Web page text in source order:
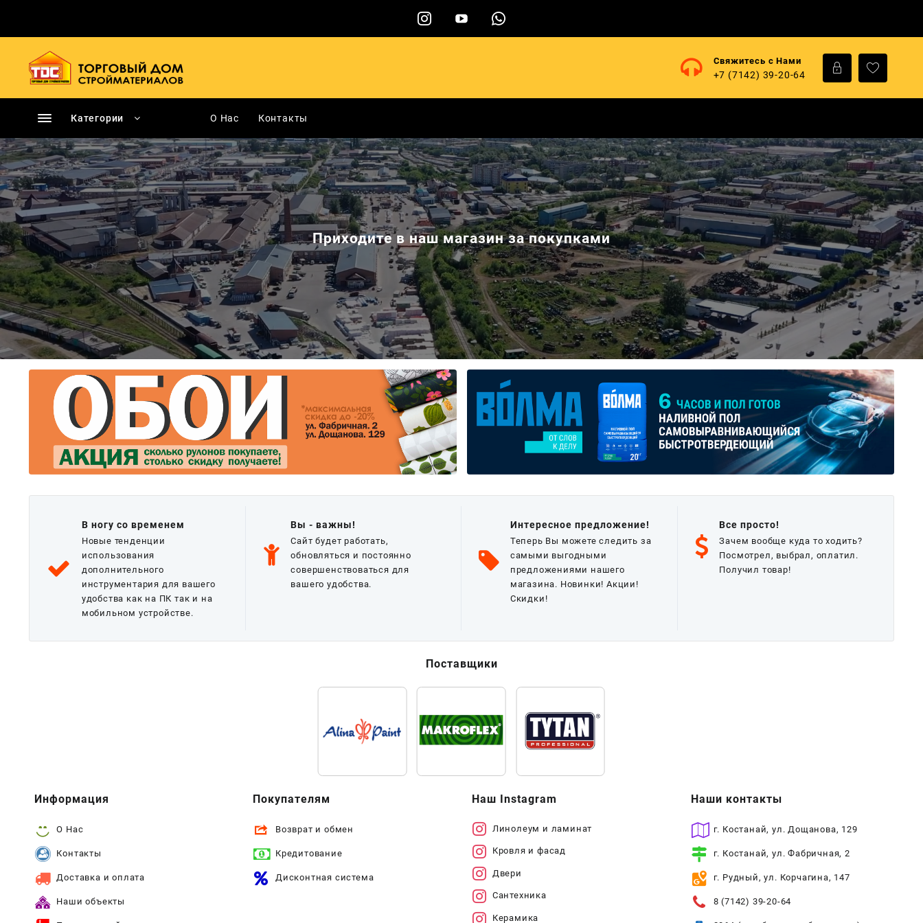
содержимому
Свяжитесь с Нами
+7 (7142) 39-20-64
Категории О Нас Контакты
Приходите в наш магазин за покупками
В ногу со временем
Новые тенденции
использования
дополнительного
инструментария для вашего
удобства как на ПК так и на
мобильном устройстве.
Вы - важны!
Сайт будет работать,
обновляться и постоянно
совершенствоваться для
вашего удобства.
Интересное предложение!
Теперь Вы можете следить за
самыми выгодными
предложениями нашего
магазина. Новинки! Акции!
Скидки!
Все просто!
Зачем вообще куда то ходить?
Посмотрел, выбрал, оплатил.
Получил товар!
Поставщики
Информация
О Нас
Контакты
Доставка и оплата
Наши объекты
Покупателям
Возврат и обмен
Кредитование
Дисконтная система
Наш Instagram
Линолеум и ламинат
Кровля и фасад
Двери
Сантехника
Керамика
Наши контакты
г. Костанай, ул. Дощанова, 129
г. Костанай, ул. Фабричная, 2
г. Рудный, ул. Корчагина, 147
8 (7142) 39-20-64